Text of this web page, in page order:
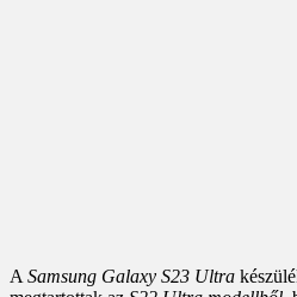
A Samsung Galaxy S23 Ultra